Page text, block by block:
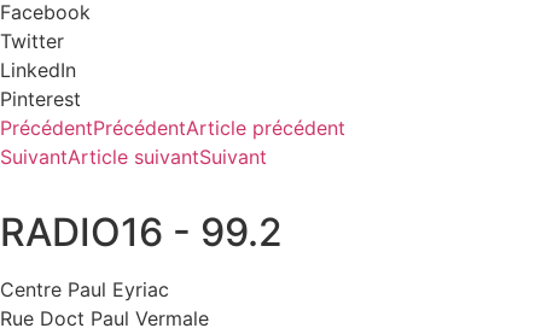
Facebook
Twitter
LinkedIn
Pinterest
PrécédentPrécédentArticle précédent
SuivantArticle suivantSuivant
RADIO16 - 99.2
Centre Paul Eyriac
Rue Doct Paul Vermale